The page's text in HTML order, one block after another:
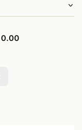
0.00